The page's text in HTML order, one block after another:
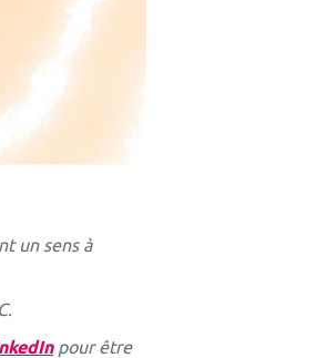
un sens à
pour être